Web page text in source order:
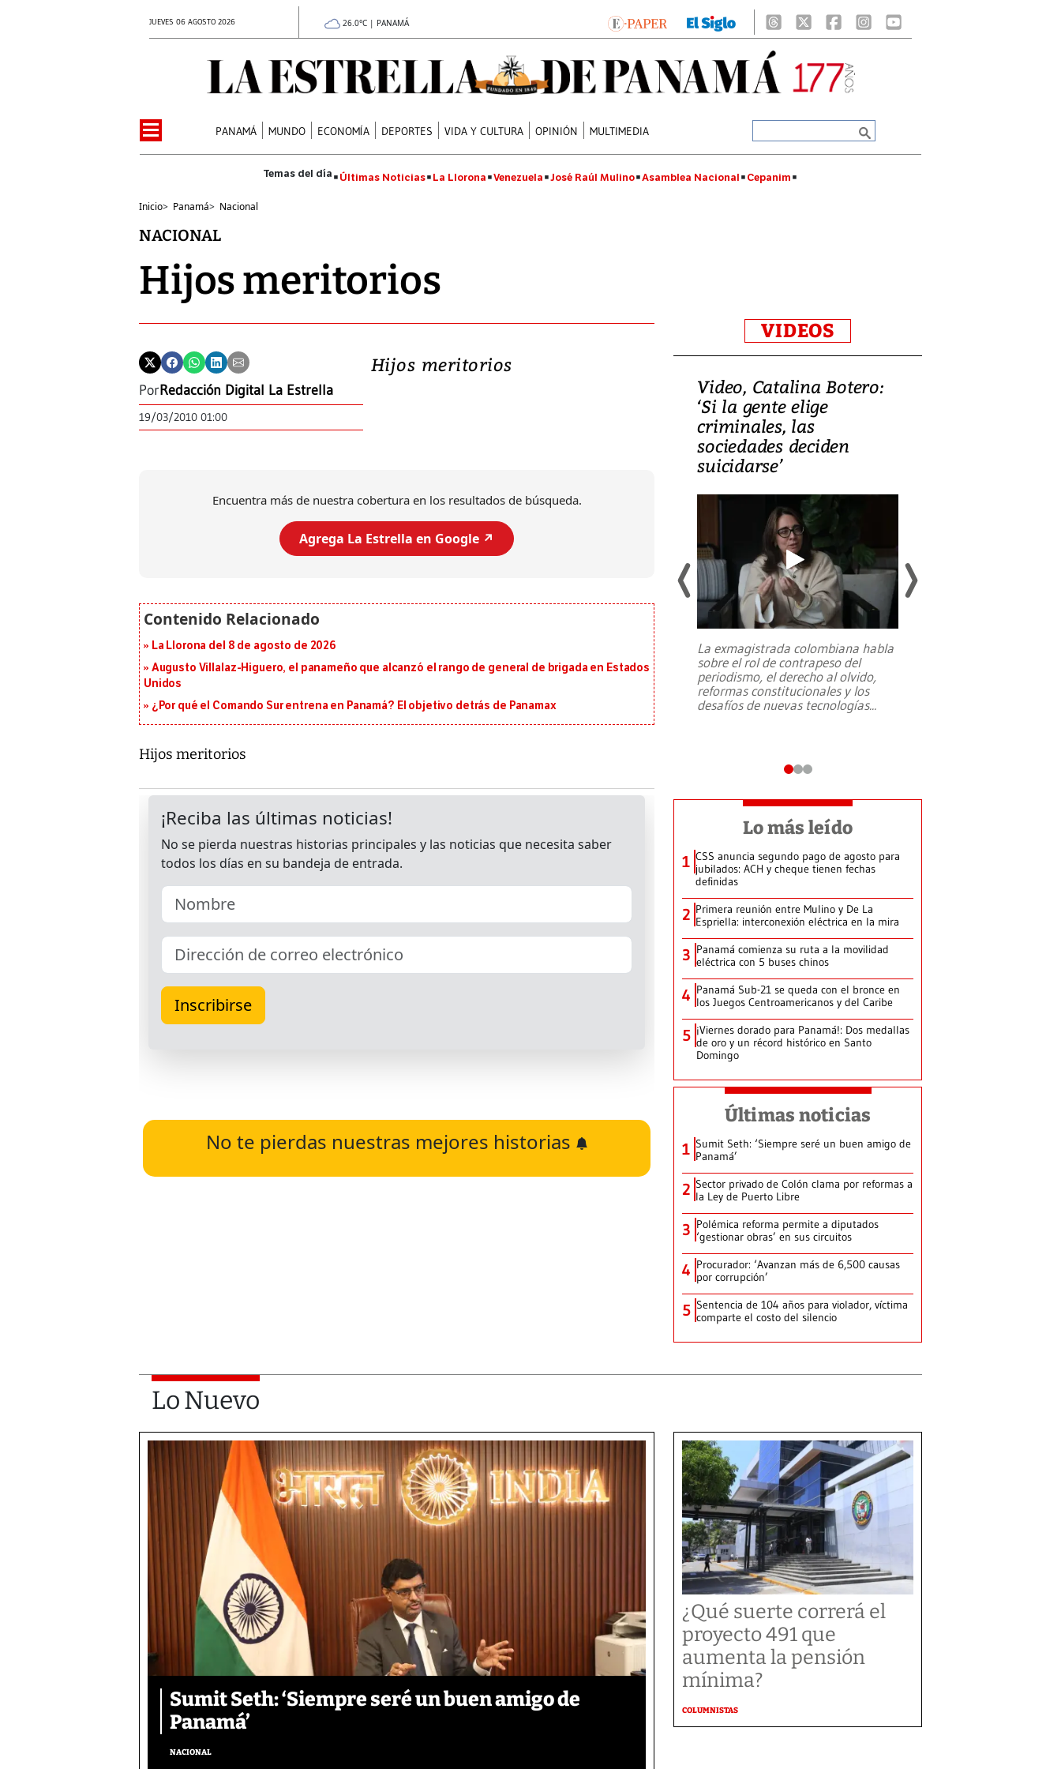
JUEVES 06 AGOSTO 2026 26.0°C | PANAMÁ
PANAMÁ MUNDO ECONOMÍA DEPORTES VIDA Y CULTURA OPINIÓN MULTIMEDIA
Últimas Noticias La Llorona Venezuela José Raúl Mulino Asamblea Nacional Cepanim
Inicio> Panamá> Nacional
NACIONAL
Hijos meritorios
PorRedacción Digital La Estrella
19/03/2010 01:00
Hijos meritorios
Encuentra más de nuestra cobertura en los resultados de búsqueda.
Agrega La Estrella en Google ↗️
La Llorona del 8 de agosto de 2026
Augusto Villalaz-Higuero, el panameño que alcanzó el rango de general de brigada en Estados
Unidos
¿Por qué el Comando Sur entrena en Panamá? El objetivo detrás de Panamax
Hijos meritorios
No te pierdas nuestras mejores historias
VIDEOS
Un fuerte terremoto de magnitud
emergencia de gran...
Video, Catalina Botero:
‘Si la gente elige
criminales, las
sociedades deciden
suicidarse’
La exmagistrada colombiana habla
sobre el rol de contrapeso del
periodismo, el derecho al olvido,
reformas constitucionales y los
desafíos de nuevas tecnologías...
Lo más leído
1 CSS anuncia segundo pago de agosto para
jubilados: ACH y cheque tienen fechas
definidas
2 Primera reunión entre Mulino y De La
Espriella: interconexión eléctrica en la mira
3 Panamá comienza su ruta a la movilidad
eléctrica con 5 buses chinos
4 Panamá Sub-21 se queda con el bronce en
los Juegos Centroamericanos y del Caribe
5 ¡Viernes dorado para Panamá!: Dos medallas
de oro y un récord histórico en Santo
Domingo
Últimas noticias
1 Sumit Seth: ‘Siempre seré un buen amigo de
Panamá’
2 Sector privado de Colón clama por reformas a
la Ley de Puerto Libre
3 Polémica reforma permite a diputados
‘gestionar obras’ en sus circuitos
4 Procurador: ‘Avanzan más de 6,500 causas
por corrupción’
5 Sentencia de 104 años para violador, víctima
comparte el costo del silencio
Lo Nuevo
Sumit Seth: ‘Siempre seré un buen amigo de
Panamá’
NACIONAL
¿Qué suerte correrá el
proyecto 491 que
aumenta la pensión
mínima?
COLUMNISTAS